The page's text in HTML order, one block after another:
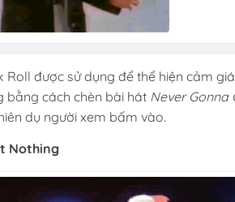
Roll được sử dụng để thể hiện cảm
bằng cách chèn bài hát Never Gonna
dụ người xem bấm vào.
Nothing